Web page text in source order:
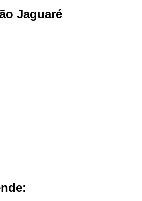
Micropigmentação Capilar para
Micropigmentação Capilar
Jaguaré